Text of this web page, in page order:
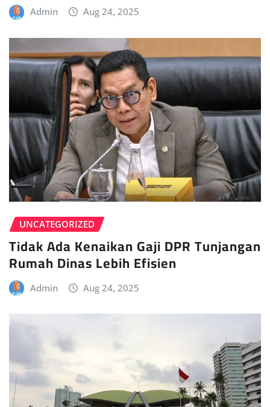
Admin Aug 24, 2025
UNCATEGORIZED
Tidak Ada Kenaikan Gaji DPR Tunjangan
Rumah Dinas Lebih Efisien
Admin Aug 24, 2025